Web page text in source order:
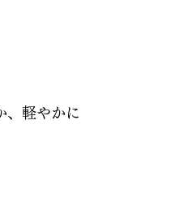
、軽やかに